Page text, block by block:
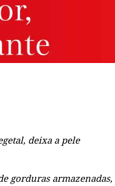
deixa a pele
gorduras armazenadas,